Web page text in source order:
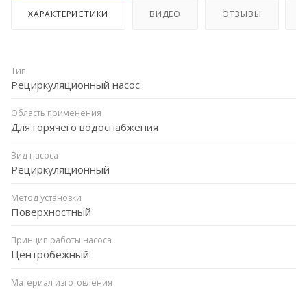
ХАРАКТЕРИСТИКИ ВИДЕО ОТЗЫВЫ
Тип
Рециркуляционный насос
Область применения
Для горячего водоснабжения
Вид насоса
Рециркуляционный
Метод установки
Поверхностный
Принцип работы насоса
Центробежный
Материал изготовления